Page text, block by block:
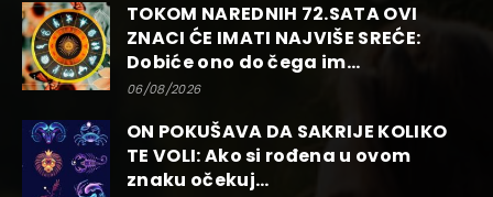
TOKOM NAREDNIH 72.SATA OVI
ZNACI ĆE IMATI NAJVIŠE SREĆE:
Dobiće ono do čega im...
06/08/2026
ON POKUŠAVA DA SAKRIJE KOLIKO
TE VOLI: Ako si rođena u ovom
znaku očekuj...